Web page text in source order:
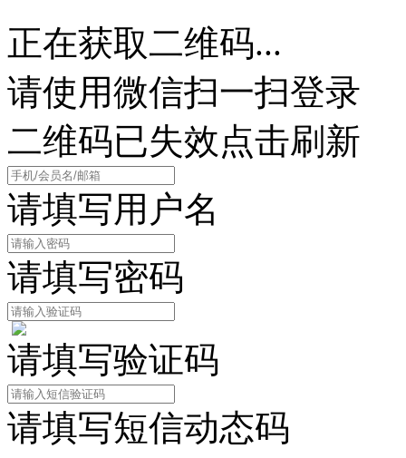
正在获取二维码...
请使用微信扫一扫登录
二维码已失效点击刷新
请填写用户名
请填写密码
请填写验证码
请填写短信动态码